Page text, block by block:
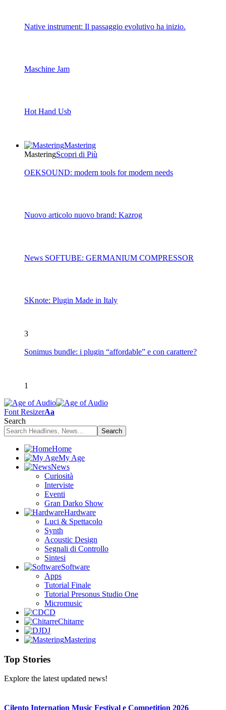
Native instrument: Il passaggio evolutivo ha inizio.
Maschine Jam
Hot Hand Usb
Mastering
MasteringScopri di Più
OEKSOUND: modern tools for modern needs
Nuovo articolo nuovo brand: Kazrog
News SOFTUBE: GERMANIUM COMPRESSOR
SKnote: Plugin Made in Italy
3
Sonimus bundle: i plugin “affordable” e con carattere?
1
Font ResizerAa
Search
Home
My Age
News
Curiosità
Interviste
Eventi
Gran Darko Show
Hardware
Luci & Spettacolo
Synth
Acoustic Design
Segnali di Controllo
Sintesi
Software
Apps
Tutorial Finale
Tutorial Presonus Studio One
Micromusic
CD
Chitarre
DJ
Mastering
Top Stories
Explore the latest updated news!
Cilento Internation Music Festival e Competition 2026